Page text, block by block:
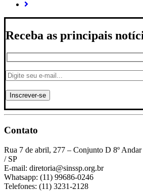
Receba as principais
Contato
Rua 7 de abril, 277 – Conjunto D 8º
/ SP
E-mail: diretoria@sinssp.org.br
Whatsapp: (11) 99686-0246
Telefones: (11) 3231-2128